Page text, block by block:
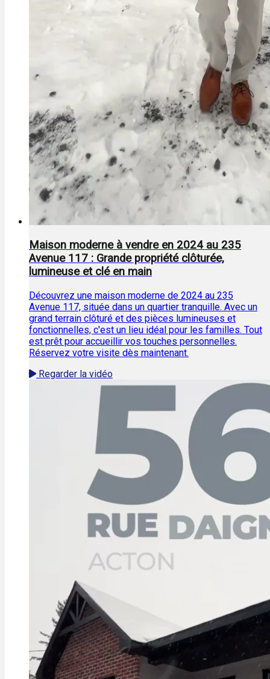
Maison moderne à vendre en 2024 au 235
Avenue 117 : Grande propriété clôturée,
lumineuse et clé en main
Découvrez une maison moderne de 2024 au 235
Avenue 117, située dans un quartier tranquille. Avec un
grand terrain clôturé et des pièces lumineuses et
fonctionnelles, c'est un lieu idéal pour les familles. Tout
est prêt pour accueillir vos touches personnelles.
Réservez votre visite dès maintenant.
Regarder la vidéo